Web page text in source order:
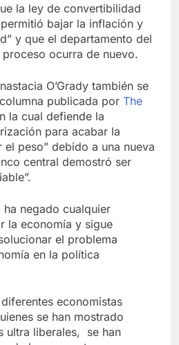
la ley de convertibilidad
bajar la inflación y
y que el departamento del
ocurra de nuevo.
O’Grady también se
publicada por The
la cual defiende la
para acabar la
el peso” debido a una nueva
central demostró ser
negado cualquier
la economía y sigue
el problema
en la política
economistas
se han mostrado
ultra liberales, se han